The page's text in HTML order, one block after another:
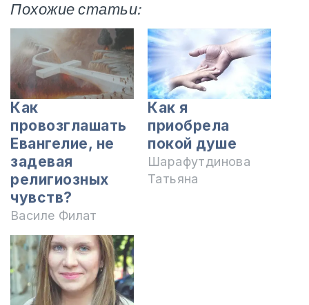
Похожие статьи:
Как
провозглашать
Евангелие, не
задевая
религиозных
чувств?
Василе Филат
Как я
приобрела
покой душе
Шарафутдинова
Татьяна